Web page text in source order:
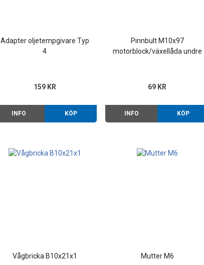
Adapter oljetempgivare Typ
4
159 KR
INFO KÖP
Pinnbult M10x97
motorblock/växellåda undre
69 KR
INFO KÖP
Vågbricka B10x21x1 Mutter M6